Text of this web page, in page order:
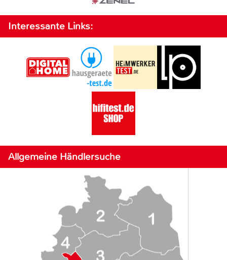
Interessante Links:
Allgemeine Händlersuche